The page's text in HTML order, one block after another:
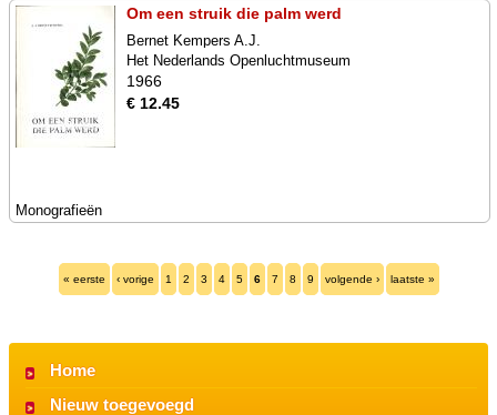
Om een struik die palm werd
Bernet Kempers A.J.
Het Nederlands Openluchtmuseum
1966
€ 12.45
Monografieën
« eerste ‹ vorige 1 2 3 4 5 6 7 8 9 volgende › laatste »
Home
Nieuw toegevoegd